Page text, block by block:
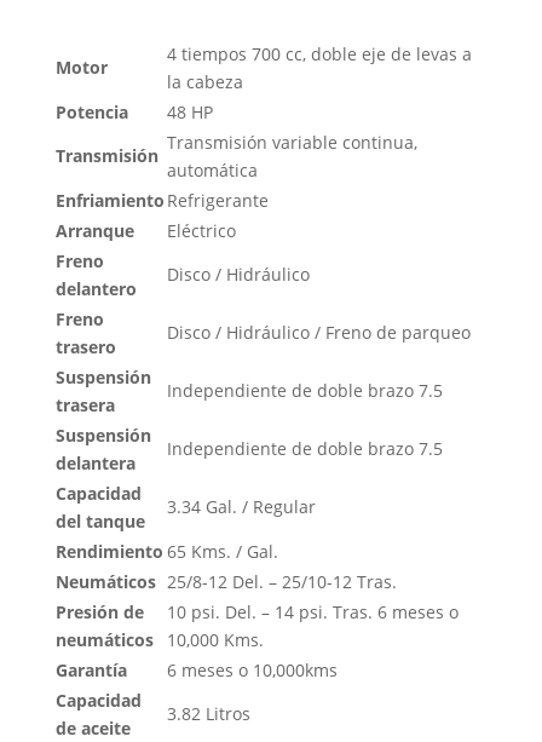
Motor
4 tiempos 700 cc, doble eje de levas a
la cabeza
Potencia
48 HP
Transmisión
Transmisión variable continua,
automática
Enfriamiento Refrigerante
Arranque
Eléctrico
Freno
delantero
Disco / Hidráulico
Freno
trasero
Disco / Hidráulico / Freno de parqueo
Suspensión
trasera
Independiente de doble brazo 7.5
Suspensión
delantera
Independiente de doble brazo 7.5
Capacidad
del tanque
3.34 Gal. / Regular
Rendimiento 65 Kms. / Gal.
Neumáticos 25/8-12 Del. – 25/10-12 Tras.
Presión de
neumáticos
10 psi. Del. – 14 psi. Tras. 6 meses o
10,000 Kms.
Garantía
6 meses o 10,000kms
Capacidad
de aceite
3.82 Litros